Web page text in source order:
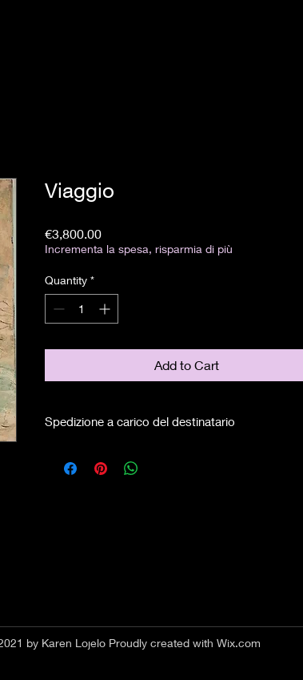
Viaggio
€3,800.00Price
Incrementa la spesa, risparmia di più
Quantity *
Add to Cart
Spedizione a carico del destinatario
by Karen Lojelo Proudly created with Wix.com